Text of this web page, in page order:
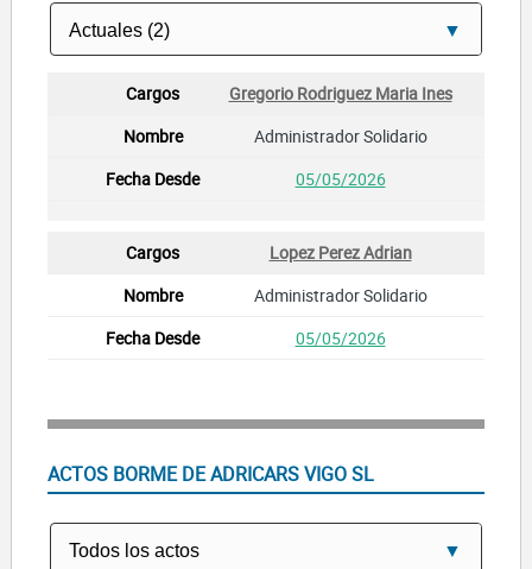
Gregorio Rodriguez Maria Ines
Administrador Solidario
05/05/2026
Lopez Perez Adrian
Administrador Solidario
05/05/2026
ACTOS BORME DE ADRICARS VIGO SL